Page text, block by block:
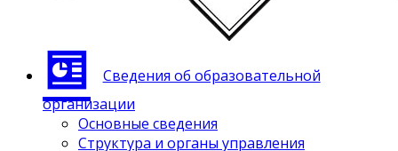
Сведения об образовательной
организации
Основные сведения
Структура и органы управления